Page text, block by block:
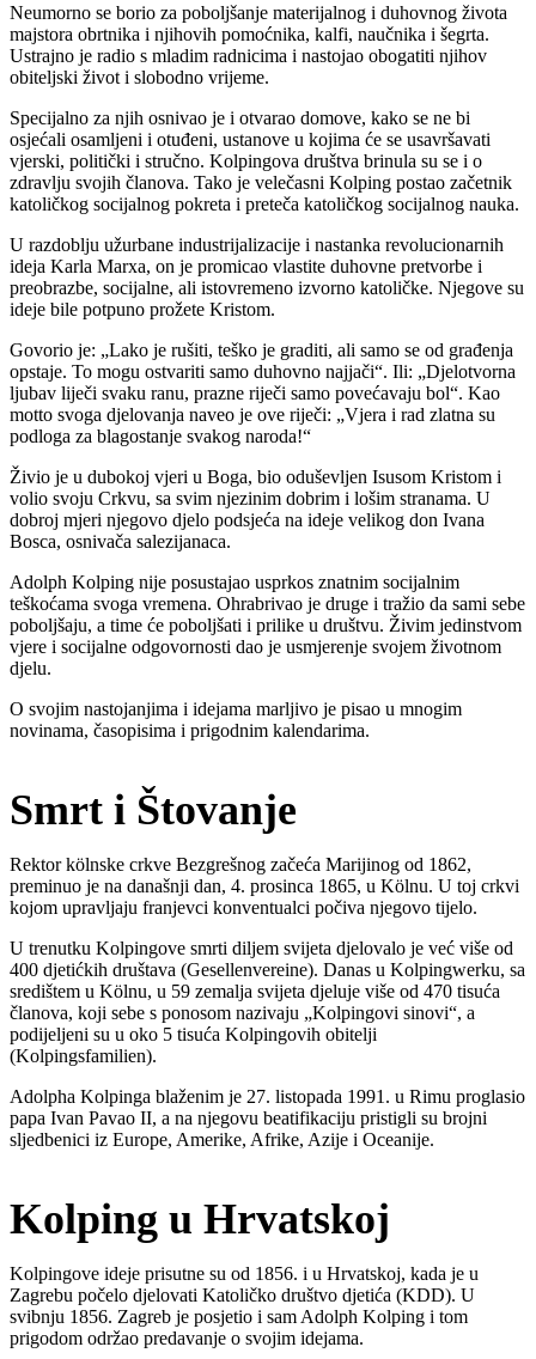
Neumorno se borio za poboljšanje materijalnog i duhovnog života
majstora obrtnika i njihovih pomoćnika, kalfi, naučnika i šegrta.
Ustrajno je radio s mladim radnicima i nastojao obogatiti njihov
obiteljski život i slobodno vrijeme.
Specijalno za njih osnivao je i otvarao domove, kako se ne bi
osjećali osamljeni i otuđeni, ustanove u kojima će se usavršavati
vjerski, politički i stručno. Kolpingova društva brinula su se i o
zdravlju svojih članova. Tako je velečasni Kolping postao začetnik
katoličkog socijalnog pokreta i preteča katoličkog socijalnog nauka.
U razdoblju užurbane industrijalizacije i nastanka revolucionarnih
ideja Karla Marxa, on je promicao vlastite duhovne pretvorbe i
preobrazbe, socijalne, ali istovremeno izvorno katoličke. Njegove su
ideje bile potpuno prožete Kristom.
Govorio je: „Lako je rušiti, teško je graditi, ali samo se od građenja
opstaje. To mogu ostvariti samo duhovno najjači“. Ili: „Djelotvorna
ljubav liječi svaku ranu, prazne riječi samo povećavaju bol“. Kao
motto svoga djelovanja naveo je ove riječi: „Vjera i rad zlatna su
podloga za blagostanje svakog naroda!“
Živio je u dubokoj vjeri u Boga, bio oduševljen Isusom Kristom i
volio svoju Crkvu, sa svim njezinim dobrim i lošim stranama. U
dobroj mjeri njegovo djelo podsjeća na ideje velikog don Ivana
Bosca, osnivača salezijanaca.
Adolph Kolping nije posustajao usprkos znatnim socijalnim
teškoćama svoga vremena. Ohrabrivao je druge i tražio da sami sebe
poboljšaju, a time će poboljšati i prilike u društvu. Živim jedinstvom
vjere i socijalne odgovornosti dao je usmjerenje svojem životnom
djelu.
O svojim nastojanjima i idejama marljivo je pisao u mnogim
novinama, časopisima i prigodnim kalendarima.
Smrt i Štovanje
Rektor kölnske crkve Bezgrešnog začeća Marijinog od 1862,
preminuo je na današnji dan, 4. prosinca 1865, u Kölnu. U toj crkvi
kojom upravljaju franjevci konventualci počiva njegovo tijelo.
U trenutku Kolpingove smrti diljem svijeta djelovalo je već više od
400 djetićkih društava (Gesellenvereine). Danas u Kolpingwerku, sa
središtem u Kölnu, u 59 zemalja svijeta djeluje više od 470 tisuća
članova, koji sebe s ponosom nazivaju „Kolpingovi sinovi“, a
podijeljeni su u oko 5 tisuća Kolpingovih obitelji
(Kolpingsfamilien).
Adolpha Kolpinga blaženim je 27. listopada 1991. u Rimu proglasio
papa Ivan Pavao II, a na njegovu beatifikaciju pristigli su brojni
sljedbenici iz Europe, Amerike, Afrike, Azije i Oceanije.
Kolping u Hrvatskoj
Kolpingove ideje prisutne su od 1856. i u Hrvatskoj, kada je u
Zagrebu počelo djelovati Katoličko društvo djetića (KDD). U
svibnju 1856. Zagreb je posjetio i sam Adolph Kolping i tom
prigodom održao predavanje o svojim idejama.